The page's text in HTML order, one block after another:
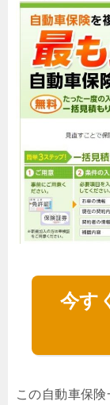
今す
この自動車保